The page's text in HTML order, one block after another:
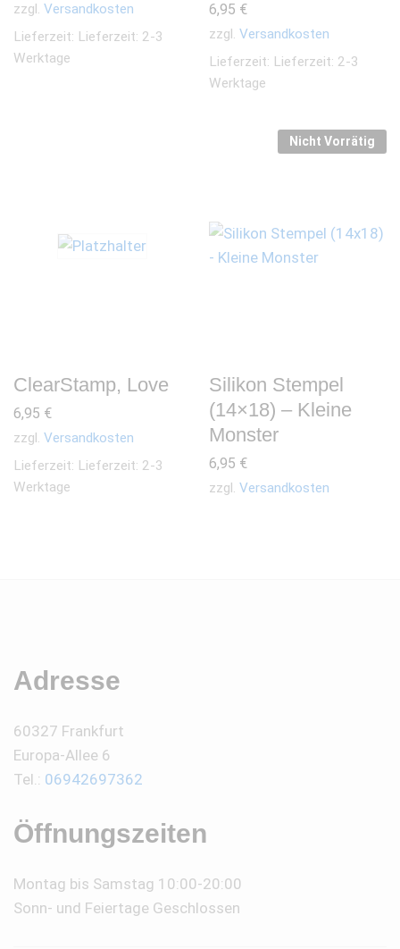
zzgl. Versandkosten
Lieferzeit: Lieferzeit: 2-3
Werktage
6,95 €
zzgl. Versandkosten
Lieferzeit: Lieferzeit: 2-3
Werktage
ClearStamp, Love
6,95 €
zzgl. Versandkosten
Lieferzeit: Lieferzeit: 2-3
Werktage
Nicht Vorrätig
Silikon Stempel
(14×18) – Kleine
Monster
6,95 €
zzgl. Versandkosten
Adresse
60327 Frankfurt
Europa-Allee 6
Tel.: 06942697362
Öffnungszeiten
Montag bis Samstag 10:00-20:00
Sonn- und Feiertage Geschlossen